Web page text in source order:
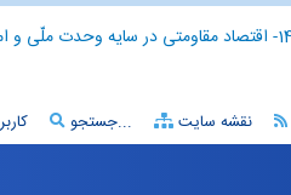
- اقتصاد مقاومتی در سایه وحدت ملّی و
جستجو... نقشه سایت